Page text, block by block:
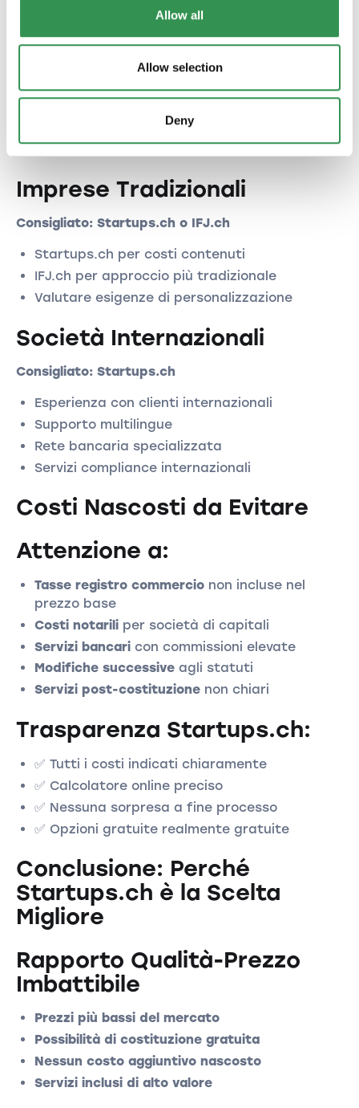
Allow all
Allow selection
Deny
Startup Tecnologiche
Servizi bancari specializzati per tech
Network di investitori e acceleratori
Imprese Tradizionali
Consigliato: Startups.ch o IFJ.ch
Startups.ch per costi contenuti
IFJ.ch per approccio più tradizionale
Valutare esigenze di personalizzazione
Società Internazionali
Consigliato: Startups.ch
Esperienza con clienti internazionali
Supporto multilingue
Rete bancaria specializzata
Servizi compliance internazionali
Costi Nascosti da Evitare
Attenzione a:
Tasse registro commercio non incluse nel
prezzo base
Costi notarili per società di capitali
Servizi bancari con commissioni elevate
Modifiche successive agli statuti
Servizi post-costituzione non chiari
Trasparenza Startups.ch:
✅ Tutti i costi indicati chiaramente
✅ Calcolatore online preciso
✅ Nessuna sorpresa a fine processo
✅ Opzioni gratuite realmente gratuite
Conclusione: Perché
Startups.ch è la Scelta
Migliore
Rapporto Qualità-Prezzo
Imbattibile
Prezzi più bassi del mercato
Possibilità di costituzione gratuita
Nessun costo aggiuntivo nascosto
Servizi inclusi di alto valore